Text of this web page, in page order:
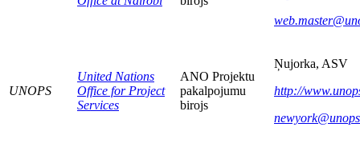
UNOPS
United Nations
Office for Project
Services
ANO Projektu
pakalpojumu
birojs
Ņujorka, ASV
http://